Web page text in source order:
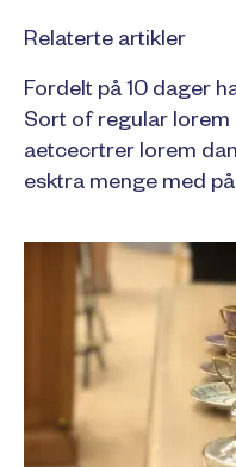
Relaterte artikler
Fordelt på 10 dager
Sort of regular lorem
aetcecrtrer lorem
esktra menge med